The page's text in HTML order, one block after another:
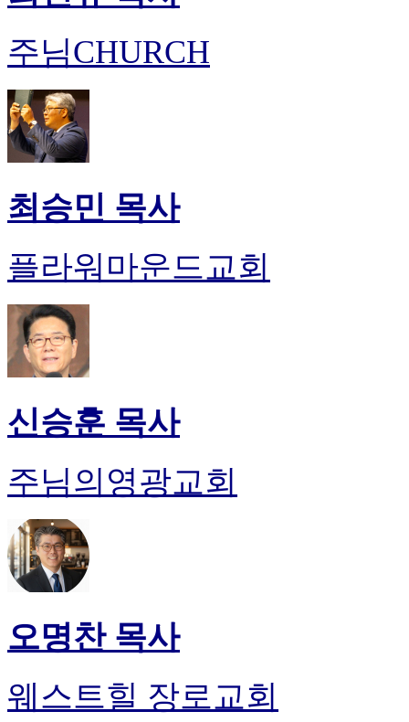
주님CHURCH
최승민 목사
플라워마운드교회
신승훈 목사
주님의영광교회
오명찬 목사
웨스트힐 장로교회